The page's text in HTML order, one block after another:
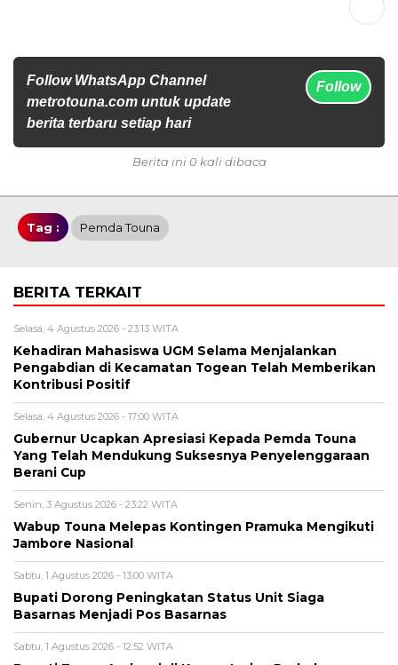
Follow WhatsApp Channel
metrotouna.com untuk update
berita terbaru setiap hari
Follow
Berita ini 0 kali dibaca
Tag : Pemda Touna
BERITA TERKAIT
Selasa, 4 Agustus 2026 - 23:13 WITA
Kehadiran Mahasiswa UGM Selama Menjalankan
Pengabdian di Kecamatan Togean Telah Memberikan
Kontribusi Positif
Selasa, 4 Agustus 2026 - 17:00 WITA
Gubernur Ucapkan Apresiasi Kepada Pemda Touna
Yang Telah Mendukung Suksesnya Penyelenggaraan
Berani Cup
Senin, 3 Agustus 2026 - 23:22 WITA
Wabup Touna Melepas Kontingen Pramuka Mengikuti
Jambore Nasional
Sabtu, 1 Agustus 2026 - 13:00 WITA
Bupati Dorong Peningkatan Status Unit Siaga
Basarnas Menjadi Pos Basarnas
Sabtu, 1 Agustus 2026 - 12:52 WITA